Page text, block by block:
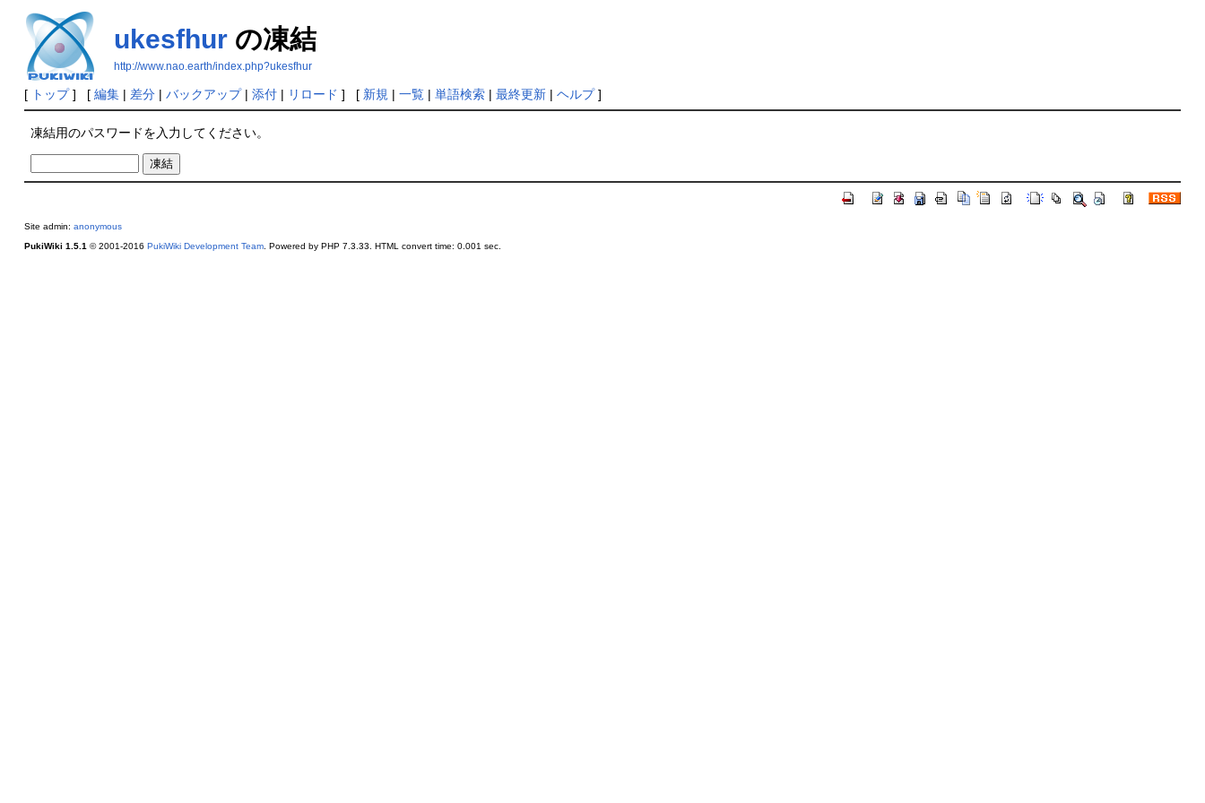
ukesfhurの凍結
http://www.nao.earth/index.php?ukesfhur
[ トップ] [ 編集| 差分| バックアップ| 添付| リロード ] [ 新規 | 一覧| 単語検索| 最終更新| ヘルプ]
凍結用のパスワードを入力してください。
Site admin: anonymous
PukiWiki 1.5.1© 2001-2016 PukiWiki Development Team. Powered by PHP 7.3.33. HTML convert time: 0.001 sec.